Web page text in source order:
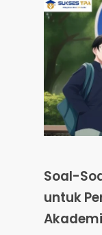
Soal-
untuk